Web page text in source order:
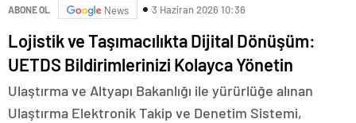
ABONE OL News 3 Haziran 2026 10:36
Lojistik ve Taşımacılıkta Dijital Dönüşüm:
UETDS Bildirimlerinizi Kolayca Yönetin
Ulaştırma ve Altyapı Bakanlığı ile yürürlüğe alınan
Ulaştırma Elektronik Takip ve Denetim Sistemi,